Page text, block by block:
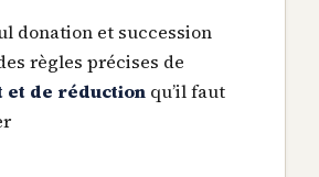
donation et succession
règles précises de
et de réductionqu’il faut